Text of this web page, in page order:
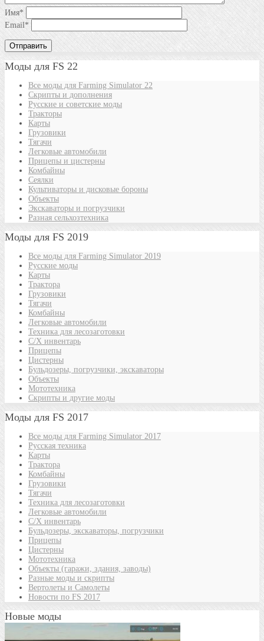
Имя*
Email*
Моды для FS 22
Все моды для Farming Simulator 22
Скрипты и дополнения
Русские и советские моды
Тракторы
Карты
Грузовики
Тягачи
Легковые автомобили
Прицепы и цистерны
Комбайны
Сеялки
Культиваторы и дисковые бороны
Объекты
Экскаваторы и погрузчики
Разная сельхозтехника
Моды для FS 2019
Все моды для Farming Simulator 2019
Русские моды
Карты
Трактора
Грузовики
Тягачи
Комбайны
Легковые автомобили
Техника для лесозаготовки
С/Х инвентарь
Прицепы
Цистерны
Бульдозеры, погрузчики, экскаваторы
Объекты
Мототехника
Скрипты и другие моды
Моды для FS 2017
Все моды для Farming Simulator 2017
Русская техника
Карты
Трактора
Комбайны
Грузовики
Тягачи
Техника для лесозаготовки
Легковые автомобили
С/Х инвентарь
Бульдозеры, экскаваторы, погрузчики
Прицепы
Цистерны
Мототехника
Объекты (гаражи, здания, заводы)
Разные моды и скрипты
Вертолеты и Самолеты
Новости по FS 2017
Новые моды